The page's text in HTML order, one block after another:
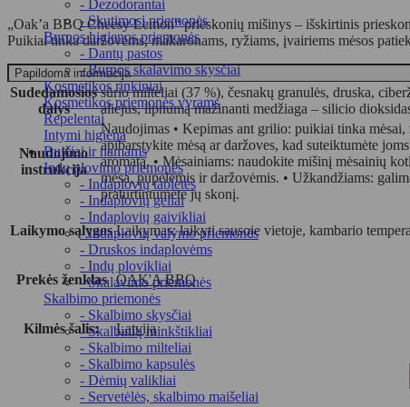
- Dezodorantai
- Skutimosi priemonės
Burnos higienos priemonės
- Dantų pastos
- Burnos skalavimo skysčiai
Kosmetikos rinkiniai
Kosmetikos priemonės vyrams
Repelentai
Intymi higiena
Buičiai ir namams
Indų plovimo priemonės
- Indaplovių tabletės
- Indaplovių geliai
- Indaplovių gaivikliai
- Indaplovių valymo priemonės
- Druskos indaplovėms
- Indų plovikliai
- Skalavimo priemonės
Skalbimo priemonės
- Skalbimo skysčiai
- Skalbinių minkštikliai
- Skalbimo milteliai
- Skalbimo kapsulės
- Dėmių valikliai
- Servetėlės, skalbimo maišeliai
„Oak’a BBQ Cheesy Lemon“ prieskonių mišinys – išskirtinis
Puikiai tinka daržovėms, makaronams, ryžiams, įvairiems mėsos
Papildoma informacija
Sudedamosios
dalys
sūrio milteliai (37 %), česnakų granulės, druska,
aliejus, lipnumą mažinanti medžiaga – silicio
Naudojimo
instrukcija
Naudojimas • Kepimas ant grilio: puikiai tinka
apibarstykite mėsą ar daržoves, kad suteiktumėte
aromatą. • Mėsainiams: naudokite mišinį mėsainių
mėsa, pupelėmis ir daržovėmis. • Užkandžiams:
praturtintumėte jų skonį.
Laikymo sąlygos Laikymas: laikyti sausoje vietoje, kambario
Prekės ženklas OAK'A BBQ
Kilmės šalis: Latvija